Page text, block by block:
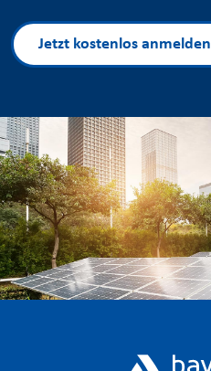
Jetzt kostenlos anmelden